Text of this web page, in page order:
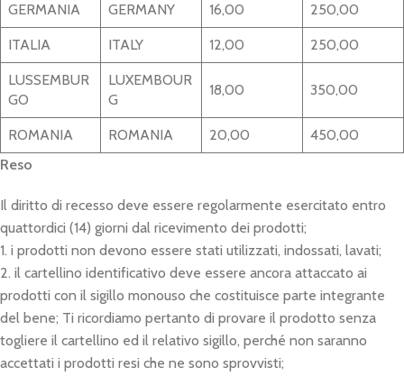
GERMANIA GERMANY 16,00 250,00
ITALIA ITALY 12,00 250,00
LUSSEMBUR
GO
LUXEMBOUR
G
18,00 350,00
ROMANIA ROMANIA 20,00
450,00
Reso
Il diritto di recesso deve essere regolarmente esercitato entro
quattordici (14) giorni dal ricevimento dei prodotti;
1. i prodotti non devono essere stati utilizzati, indossati, lavati;
2. il cartellino identificativo deve essere ancora attaccato ai
prodotti con il sigillo monouso che costituisce parte integrante
del bene; Ti ricordiamo pertanto di provare il prodotto senza
togliere il cartellino ed il relativo sigillo, perché non saranno
accettati i prodotti resi che ne sono sprovvisti;